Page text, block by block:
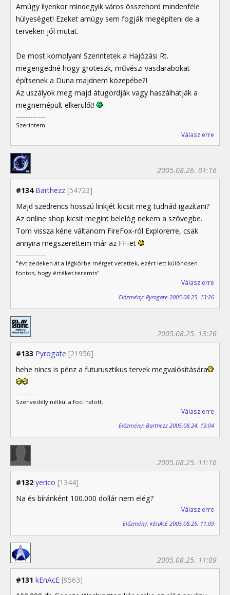
Amúgy ílyenkor mindegyik város összehord mindenféle
hülyeséget! Ezeket amúgy sem fogják megépíteni de a
terveken jól mutat.
De most komolyan! Szerintetek a Hajózási Rt.
megengedné hogy groteszk, művészi vasdarabokat
építsenek a Duna majdnem közepébe?!
Az uszályok meg majd átugordják vagy haszálhatják a
megnemépült elkerülőt!
Szerintem
Válasz erre
#134 Barthezz [54723]
2005.08.26. 01:16
Majd szedrencs hosszú linkjét kicsit meg tudnád igazítani?
Az online shop kicsit megint belelóg nekem a szövegbe.
Tom vissza kéne váltanom FireFox-ról Explorerre, csak
annyira megszerettem már az FF-et
"évtizedeken át a légkörbe mérget vetettek, ezért lett különösen
fontos, hogy értéket teremts"
Válasz erre
Előzmény: Pyrogate 2005.08.25. 13:26
#133 Pyrogate [21956]
2005.08.25. 13:26
hehe nincs is pénz a futurusztikus tervek megvalósítására
Szenvedély nélkül a foci halott.
Válasz erre
Előzmény: Barthezz 2005.08.24. 13:04
#132 yerico [1344]
2005.08.25. 11:16
Na és bíránként 100.000 dollár nem elég?
Válasz erre
Előzmény: kEnAcE 2005.08.25. 11:09
#131 kEnAcE [9563]
2005.08.25. 11:09